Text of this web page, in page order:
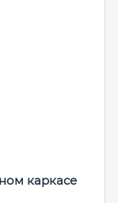
каркасе